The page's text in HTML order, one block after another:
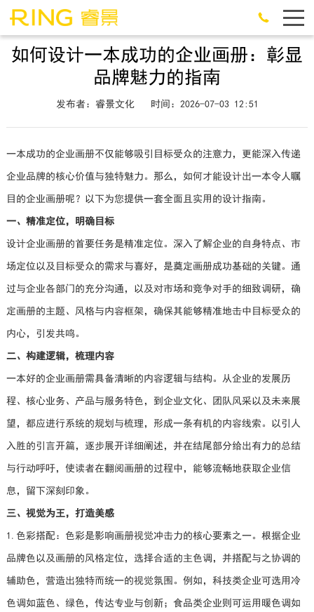
如何设计一本成功的企业画册：彰显
品牌魅力的指南
发布者：睿景文化 时间：2026-07-03 12:51
一本成功的企业画册不仅能够吸引目标受众的注意力，更能深入传递
企业品牌的核心价值与独特魅力。那么，如何才能设计出一本令人瞩
目的企业画册呢？以下为您提供一套全面且实用的设计指南。
一、精准定位，明确目标
设计企业画册的首要任务是精准定位。深入了解企业的自身特点、市
场定位以及目标受众的需求与喜好，是奠定画册成功基础的关键。通
过与企业各部门的充分沟通，以及对市场和竞争对手的细致调研，确
定画册的主题、风格与内容框架，确保其能够精准地击中目标受众的
内心，引发共鸣。
二、构建逻辑，梳理内容
一本好的企业画册需具备清晰的内容逻辑与结构。从企业的发展历
程、核心业务、产品与服务特色，到企业文化、团队风采以及未来展
望，都应进行系统的规划与梳理，形成一条有机的内容线索。以引人
入胜的引言开篇，逐步展开详细阐述，并在结尾部分给出有力的总结
与行动呼吁，使读者在翻阅画册的过程中，能够流畅地获取企业信
息，留下深刻印象。
三、视觉为王，打造美感
1.色彩搭配：色彩是影响画册视觉冲击力的核心要素之一。根据企业
品牌色以及画册的风格定位，选择合适的主色调，并搭配与之协调的
辅助色，营造出独特而统一的视觉氛围。例如，科技类企业可选用冷
色调如蓝色、绿色，传达专业与创新；食品类企业则可运用暖色调如